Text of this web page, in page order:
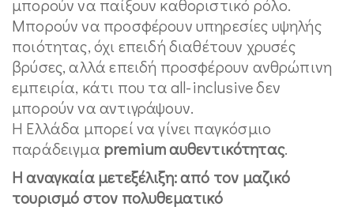
μπορούν να παίξουν καθοριστικό ρόλο.
Μπορούν να προσφέρουν υπηρεσίες υψηλής
ποιότητας, όχι επειδή διαθέτουν χρυσές
βρύσες, αλλά επειδή προσφέρουν ανθρώπινη
εμπειρία, κάτι που τα all-inclusive δεν
μπορούν να αντιγράψουν.
Η Ελλάδα μπορεί να γίνει παγκόσμιο
παράδειγμα premium αυθεντικότητας.
Η αναγκαία μετεξέλιξη: από τον μαζικό
τουρισμό στον πολυθεματικό